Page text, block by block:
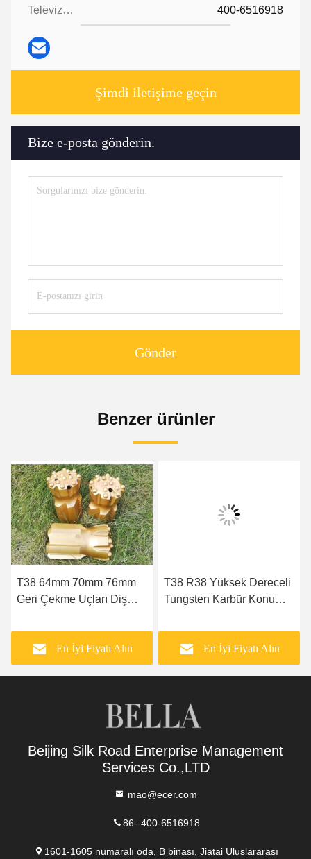
Televizyon: 400-6516918
Şimdi iletişime geçin
Bize e-posta gönderin.
Gönder
Benzer ürünler
T38 64mm 70mm 76mm
Geri Çekme Uçları Diş
En İyi Fiyatı Alın
T38 R38 Yüksek Dereceli
Tungsten Karbür Konu
En İyi Fiyatı Alın
Beijing Silk Road Enterprise Management
Services Co.,LTD
mao@ecer.com
86--400-6516918
1601-1605 numaralı oda, B binası, Jiatai Uluslararası